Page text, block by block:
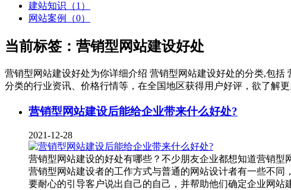
建站知识（1）
网站案例（0）
当前标签： 营销型网站建设好处
营销型网站建设好处为你详细介绍 营销型网站建设好处的分类,包括
分类的行业资讯、价格行情等，在全国地区获得用户好评，欲了解
营销型网站建设后能给企业带来什么好处?
2021-12-28
营销型网站建设的好处有哪些？不少朋友企业都想知道营销
营销型网站建设者的工作方式与普通的网站设计者有一些不
要耐心的引导客户说出自己的自己，并帮助他们确定企业网